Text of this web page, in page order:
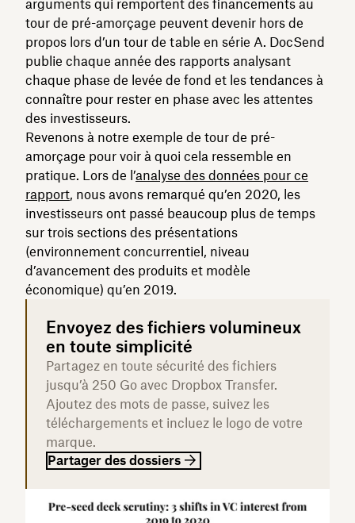
arguments qui remportent des financements au
tour de pré-amorçage peuvent devenir hors de
propos lors d’un tour de table en série A. DocSend
publie chaque année des rapports analysant
chaque phase de levée de fond et les tendances à
connaître pour rester en phase avec les attentes
des investisseurs.
Revenons à notre exemple de tour de pré-
amorçage pour voir à quoi cela ressemble en
pratique. Lors de l’analyse des données pour ce
rapport, nous avons remarqué qu’en 2020, les
investisseurs ont passé beaucoup plus de temps
sur trois sections des présentations
(environnement concurrentiel, niveau
d’avancement des produits et modèle
économique) qu’en 2019.
Envoyez des fichiers volumineux
en toute simplicité
Partagez en toute sécurité des fichiers
jusqu’à 250 Go avec Dropbox Transfer.
Ajoutez des mots de passe, suivez les
téléchargements et incluez le logo de votre
marque.
Partager des dossiers